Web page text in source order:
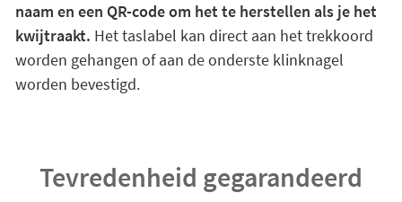
naam en een QR-code om het te herstellen als je het
kwijtraakt. Het taslabel kan direct aan het trekkoord
worden gehangen of aan de onderste klinknagel
worden bevestigd.
Tevredenheid gegarandeerd